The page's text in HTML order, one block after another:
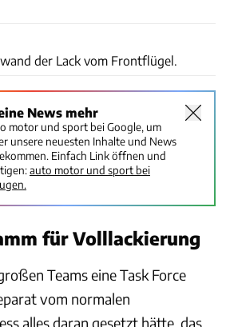
der Lack vom Frontflügel.
News mehr
motor und sport bei Google, um
unsere neuesten Inhalte und News
Einfach Link öffnen und
auto motor und sport bei
für Volllackierung
Teams eine Task Force
vom normalen
alles daran gesetzt hätte, das